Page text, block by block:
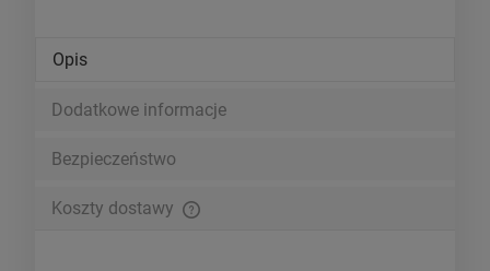
Opis
Dodatkowe informacje
Bezpieczeństwo
Koszty dostawy